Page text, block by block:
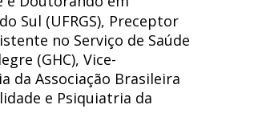
Sul (UFRGS), Preceptor
no Serviço de Saúde
(GHC), Vice-
da Associação Brasileira
e Psiquiatria da